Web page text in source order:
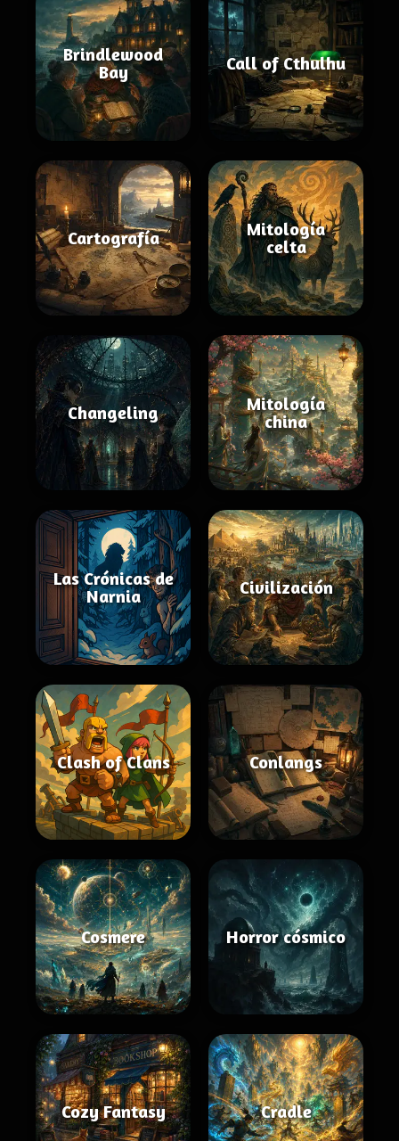
Brindlewood
Bay
Call of Cthulhu
Cartografía
Mitología
celta
Changeling
Mitología
china
Las Crónicas de
Narnia
Civilización
Clash of Clans Conlangs
Cosmere Horror cósmico
Cozy Fantasy Cradle